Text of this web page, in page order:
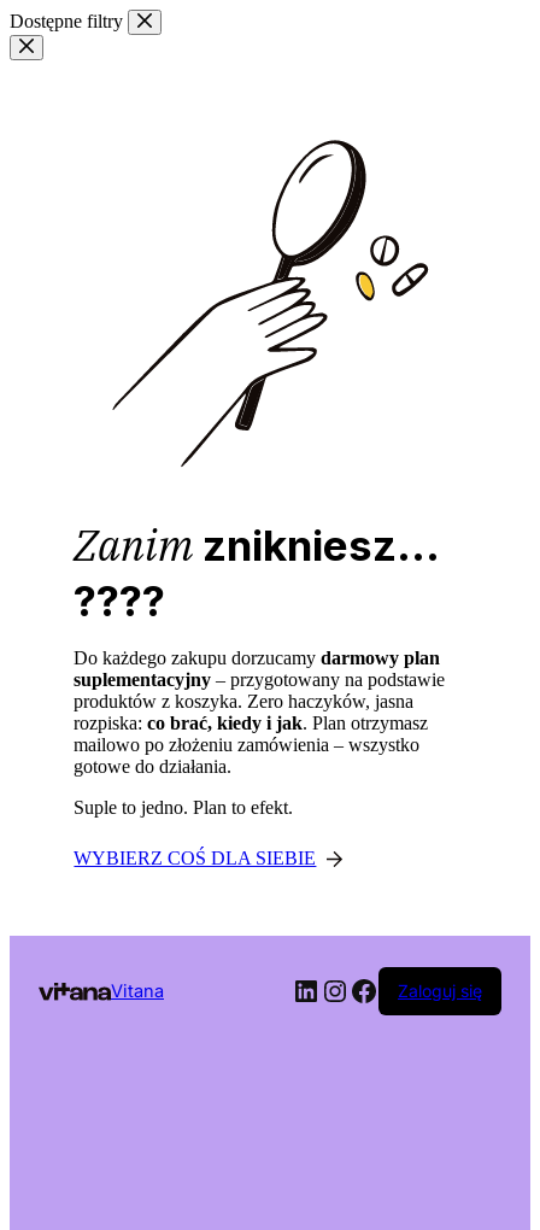
Przejdź
do
treści
Dostępne filtry
Zanim znikniesz...
????
Do każdego zakupu dorzucamydarmowy plan
suplementacyjny – przygotowany na podstawie
produktów z koszyka. Zero haczyków, jasna
rozpiska:co brać, kiedy i jak. Plan otrzymasz
mailowo po złożeniu zamówienia – wszystko
gotowe do działania.
Suple to jedno. Plan to efekt.
WYBIERZ COŚ DLA SIEBIE
Vitana LinkedIn
Instagram
Facebook
Zaloguj się